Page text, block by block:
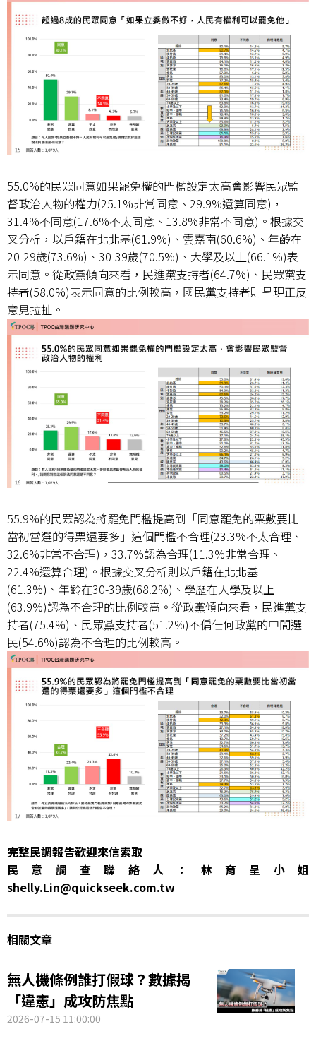
55.0%的民眾同意如果罷免權的門檻設定太高會影響民眾監
督政治人物的權力(25.1%非常同意、29.9%還算同意)，
31.4%不同意(17.6%不太同意、13.8%非常不同意)。根據交
叉分析，以戶籍在北北基(61.9%)、雲嘉南(60.6%)、年齡在
20-29歲(73.6%)、30-39歲(70.5%)、大學及以上(66.1%)表
示同意。從政黨傾向來看，民進黨支持者(64.7%)、民眾黨支
持者(58.0%)表示同意的比例較高，國民黨支持者則呈現正反
意見拉扯。
55.9%的民眾認為將罷免門檻提高到「同意罷免的票數要比
當初當選的得票還要多」這個門檻不合理(23.3%不太合理、
32.6%非常不合理)，33.7%認為合理(11.3%非常合理、
22.4%還算合理)。根據交叉分析則以戶籍在北北基
(61.3%)、年齡在30-39歲(68.2%)、學歷在大學及以上
(63.9%)認為不合理的比例較高。從政黨傾向來看，民進黨支
持者(75.4%)、民眾黨支持者(51.2%)不偏任何政黨的中間選
民(54.6%)認為不合理的比例較高。
完整民調報告歡迎來信索取
民意調查聯絡人：林育呈小姐
shelly.Lin@quickseek.com.tw
相關文章
無人機條例誰打假球？數據揭
「違憲」成攻防焦點
2026-07-15 11:00:00